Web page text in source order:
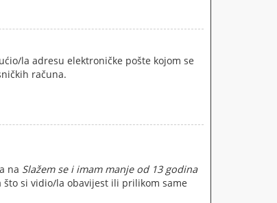
la adresu elektroničke pošte kojom se
računa.
na Slažem se i imam manje od 13 godina
si vidio/la obavijest ili prilikom same